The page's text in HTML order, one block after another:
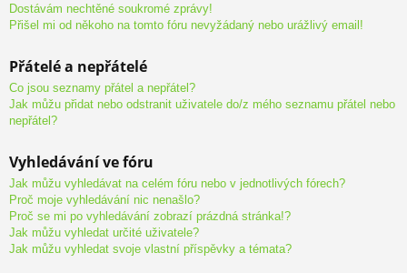
Dostávám nechtěné soukromé zprávy!
Přišel mi od někoho na tomto fóru nevyžádaný nebo urážlivý email!
Přátelé a nepřátelé
Co jsou seznamy přátel a nepřátel?
Jak můžu přidat nebo odstranit uživatele do/z mého seznamu přátel nebo
nepřátel?
Vyhledávání ve fóru
Jak můžu vyhledávat na celém fóru nebo v jednotlivých fórech?
Proč moje vyhledávání nic nenašlo?
Proč se mi po vyhledávání zobrazí prázdná stránka!?
Jak můžu vyhledat určité uživatele?
Jak můžu vyhledat svoje vlastní příspěvky a témata?